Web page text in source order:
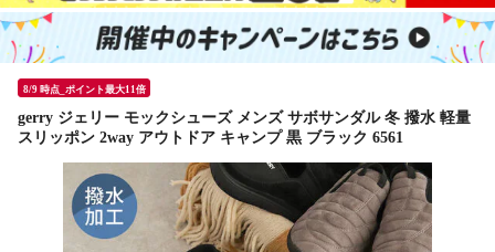
8/9 時点_ポイント最大11倍
gerry ジェリー モックシューズ メンズ サボサンダル 冬 撥水 軽量
スリッポン 2way アウトドア キャンプ 黒 ブラック 6561